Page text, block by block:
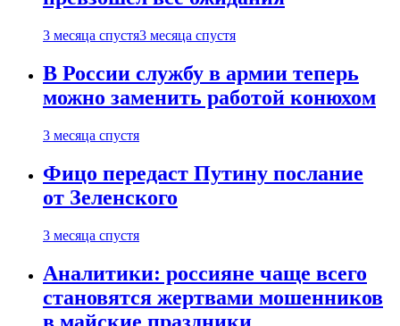
3 месяца спустя3 месяца спустя
В России службу в армии теперь
можно заменить работой конюхом
3 месяца спустя
Фицо передаст Путину послание
от Зеленского
3 месяца спустя
Аналитики: россияне чаще всего
становятся жертвами мошенников
в майские праздники